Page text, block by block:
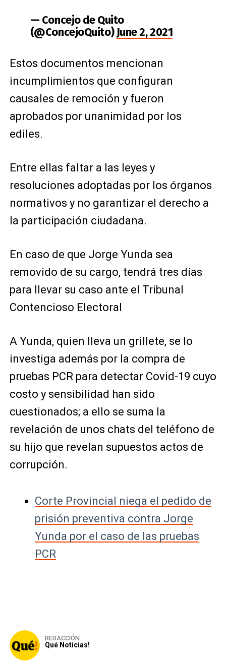
— Concejo de Quito
(@ConcejoQuito)June 2, 2021
Estos documentos mencionan
incumplimientos que configuran
causales de remoción y fueron
aprobados por unanimidad por los
ediles.
Entre ellas faltar a las leyes y
resoluciones adoptadas por los órganos
normativos y no garantizar el derecho a
la partici­pación ciudadana.
En caso de que Jorge Yunda sea
removido de su cargo, tendrá tres días
para llevar su caso ante el Tribunal
Contencioso Electoral
A Yunda, quien lleva un grillete, se lo
investiga además por la compra de
pruebas PCR para detectar Covid-19 cuyo
costo y sensibilidad han sido
cuestionados; a ello se suma la
revelación de unos chats del teléfono de
su hijo que revelan supuestos actos de
corrupción.
Corte Provincial niega el pedido de
prisión preventiva contra Jorge
Yunda por el caso de las pruebas
PCR
REDACCIÓN
Qué Noticias!